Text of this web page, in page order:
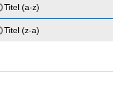
Titel (a-z)
Titel (z-a)